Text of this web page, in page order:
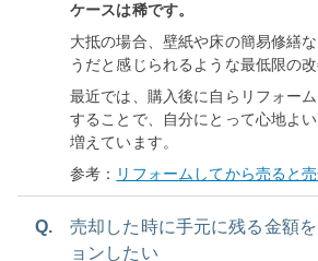
ケースは稀です。
大抵の場合、壁紙や床の簡易修繕
うだと感じられるような最低限の改
最近では、購入後に自らリフォー
することで、自分にとって心地よ
増えています。
参考： リフォームしてから売ると
Q.
売却した時に手元に残る金額
ョンしたい